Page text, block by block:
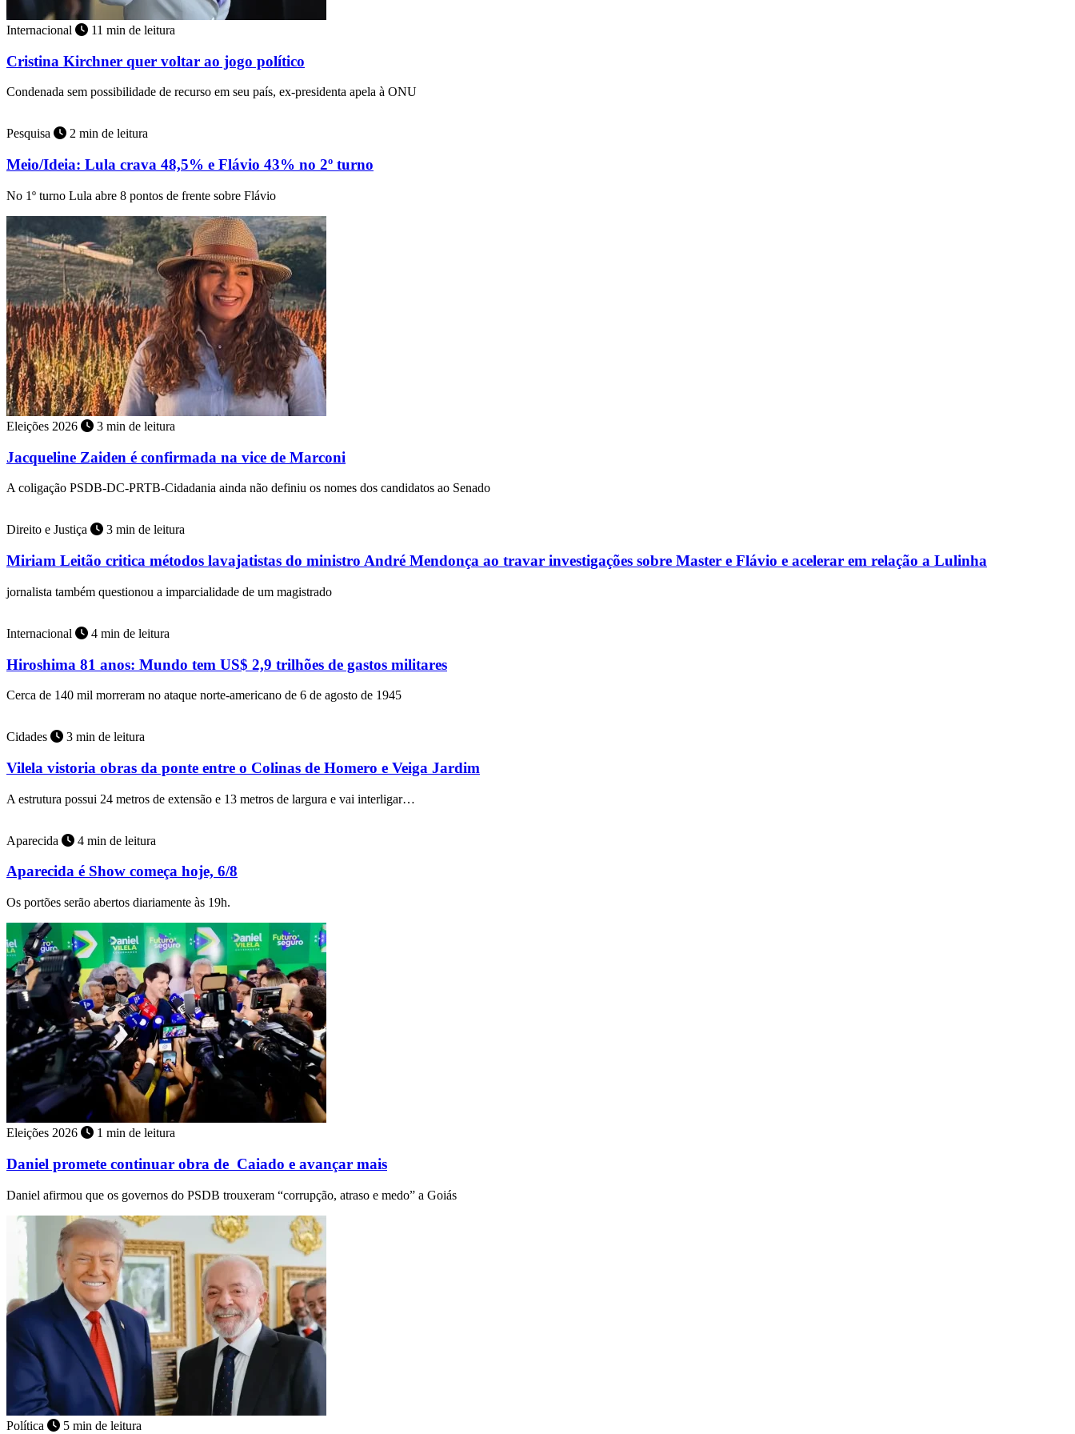
Internacional 11 min de leitura
Cristina Kirchner quer voltar ao jogo político
Condenada sem possibilidade de recurso em seu país, ex-presidenta apela à ONU
Pesquisa 2 min de leitura
Meio/Ideia: Lula crava 48,5% e Flávio 43% no 2º turno
No 1º turno Lula abre 8 pontos de frente sobre Flávio
Eleições 2026 3 min de leitura
Jacqueline Zaiden é confirmada na vice de Marconi
A coligação PSDB-DC-PRTB-Cidadania ainda não definiu os nomes dos candidatos ao Senado
Direito e Justiça 3 min de leitura
Miriam Leitão critica métodos lavajatistas do ministro André Mendonça ao travar investigações sobre Master e Flávio e acelerar em relação a Lulinha
jornalista também questionou a imparcialidade de um magistrado
Internacional 4 min de leitura
Hiroshima 81 anos: Mundo tem US$ 2,9 trilhões de gastos militares
Cerca de 140 mil morreram no ataque norte-americano de 6 de agosto de 1945
Cidades 3 min de leitura
Vilela vistoria obras da ponte entre o Colinas de Homero e Veiga Jardim
A estrutura possui 24 metros de extensão e 13 metros de largura e vai interligar…
Aparecida 4 min de leitura
Aparecida é Show começa hoje, 6/8
Os portões serão abertos diariamente às 19h.
Eleições 2026 1 min de leitura
Daniel promete continuar obra de Caiado e avançar mais
Daniel afirmou que os governos do PSDB trouxeram “corrupção, atraso e medo” a Goiás
Política 5 min de leitura